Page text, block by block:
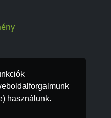
használunk.